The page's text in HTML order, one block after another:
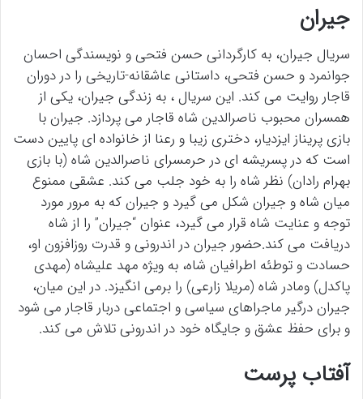
جیران
سریال جیران، به کارگردانی حسن فتحی و نویسندگی احسان
جوانمرد و حسن فتحی، داستانی عاشقانه-تاریخی را در دوران
قاجار روایت می کند. این سریال ، به زندگی جیران، یکی از
همسران محبوب ناصرالدین شاه قاجار می پردازد. جیران با
بازی پریناز ایزدیار، دختری زیبا و رعنا از خانواده ای پایین دست
است که در پسریشه ای در حرمسرای ناصرالدین شاه (با بازی
بهرام رادان) نظر شاه را به خود جلب می کند. عشقی ممنوع
میان شاه و جیران شکل می گیرد و جیران که به مرور مورد
توجه و عنایت شاه قرار می گیرد، عنوان “جیران” را از شاه
دریافت می کند.حضور جیران در اندرونی و قدرت روزافزون او،
حسادت و توطئه اطرافیان شاه، به ویژه مهد علیشاه (مهدی
پاکدل) ومادر شاه (مریلا زارعی) را برمی انگیزد. در این میان،
جیران درگیر ماجراهای سیاسی و اجتماعی دربار قاجار می شود
و برای حفظ عشق و جایگاه خود در اندرونی تلاش می کند.
آفتاب پرست